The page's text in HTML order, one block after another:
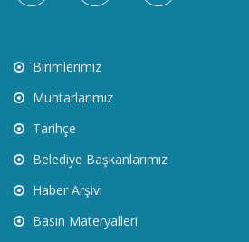
Birimlerimiz
Muhtarlarımız
Tarihçe
Belediye Başkanlarımız
Haber Arşivi
Basın Materyalleri